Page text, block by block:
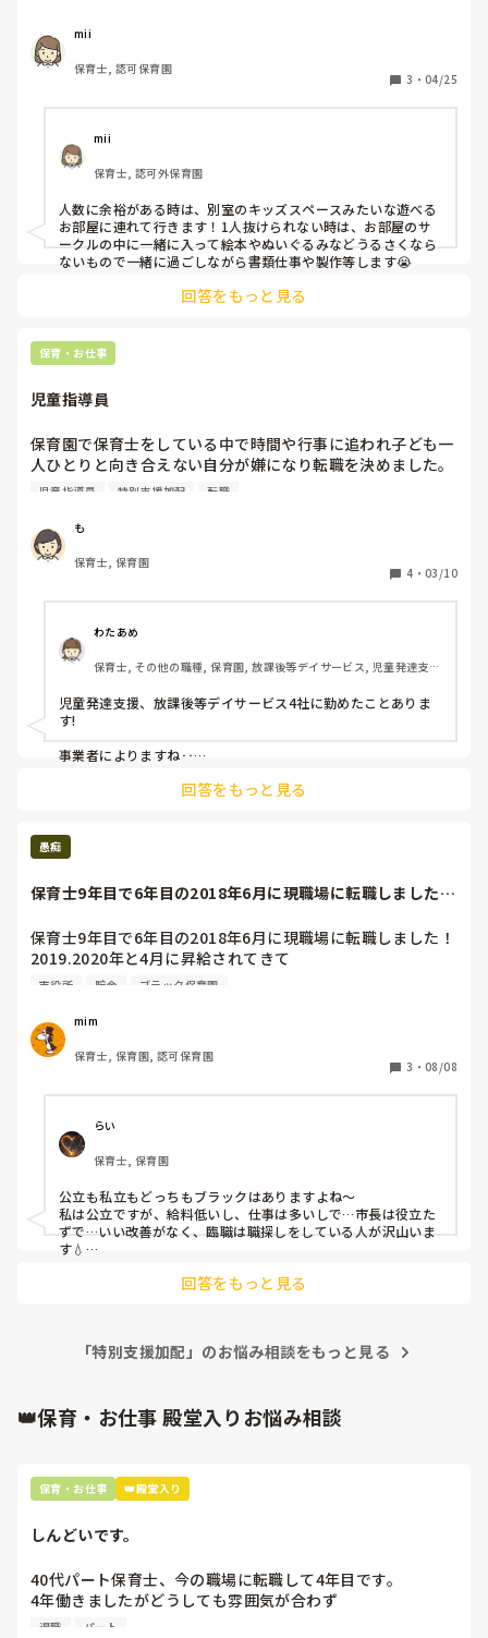
mii
保育士, 認可保育園
3 ・ 04/25
mii
保育士, 認可外保育園
人数に余裕がある時は、別室のキッズスペースみたいな遊べる
お部屋に連れて行きます！1人抜けられない時は、お部屋のサ
ークルの中に一緒に入って絵本やぬいぐるみなどうるさくなら
ないもので一緒に過ごしながら書類仕事や製作等します😭
回答をもっと見る
保育・お仕事
児童指導員
保育園で保育士をしている中で時間や行事に追われ子ども一
人ひとりと向き合えない自分が嫌になり転職を決めました。
保育は好きなので行事の少ない小規模園を検討しましたが、
す。
保育園とは違った大変さがあると思いますので、経験のある
方にお話を伺ってみたいと思い質問しました。また、児発管
だけたらと思いますのでよろしくお願いします！
児童指導員 特別支援加配 転職
も
保育士, 保育園
4 ・ 03/10
わたあめ
保育士, その他の職種, 保育園, 放課後等デイサービス, 児童発達支援
児童発達支援、放課後等デイサービス4社に勤めたことありま
す!
事業者によりますね‥
ベースや、管理者、職員の考えもバラバラなので、。😂
ところで、もうデイサービスの仕事やらない！って言って居な
くなった職員が沢山居る職場もありましたし、
す。😂
保育園と違って、3月末まで頑張ろう！とか担任が〜ー！とか
も
無いので、辞めやすいですね🥺
職員の出入りも激しい事業所もあります。
児発管は、経験年数が必要です！あと、その事業所で児発管本
当に足りないか？の優先順位で当選枠があるとか言ってまし
た！
回答をもっと見る
愚痴
保育士9年目で6年目の2018年6月に現職場に転職しました！
保育士9年目で6年目の2018年6月に現職場に転職しました！
2019.2020年と4月に昇給されてきて
4年目の今年4月に昇給されず理由を聞くと
え？めっちゃいまさらwwと思い、6月分の給料が出る7月15
日に給料明細を見たらまさかの昇給されてませんでしたww
これも理由(園長つなぎで)聞くと理事長は
辞める決心がつき、主任や同期に伝えて今3歳児主担してま
す！
15人中8人のメンズに苦労しています…(´-_-｡`)
加配がついた子がおり、私と3年目の先生で毎週ローテーシ
ョンで加配のメンズを見てます
お母さんが協力的なので助かってますが
女子達が「〇〇くんにおもちゃ取られた」「叩かれた」など
今のところ1人の保護者から相談はありましたが
問題ありありの法人で
県またいで保育園を次々と建て、建てた保育園先で色々と問
市からの私の園の補助金を新しく建てる園や併設されてる病
院に使ってる程です！
ボーナスに処遇改善を含めてきます…( ･᷄ㅂ･᷅ )
きっと他にもひどい園はあるでしょう
菅総理になんとかしてほしいですね！！！
市役所 貯金 ブラック保育園
mim
保育士, 保育園, 認可保育園
3 ・ 08/08
らい
保育士, 保育園
公立も私立もどっちもブラックはありますよね〜
私は公立ですが、給料低いし、仕事は多いしで…市長は役立た
ずで…いい改善がなく、臨職は職探しをしている人が沢山いま
す💧
回答をもっと見る
「特別支援加配」のお悩み相談をもっと見る
👑保育・お仕事 殿堂入りお悩み相談
保育・お仕事 👑殿堂入り
しんどいです。
40代パート保育士、今の職場に転職して4年目です。
4年働きましたがどうしても雰囲気が合わず
退職しようと思っています。
退職 パート